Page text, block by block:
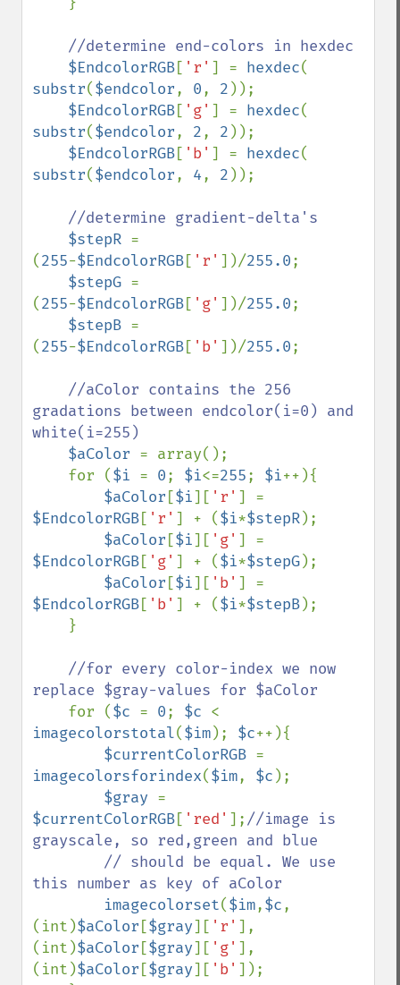
//determine end-colors in hexdec
$EndcolorRGB[ 'r' ] = hexdec
substr($endcolor, 0, 2 ));
$EndcolorRGB[ 'g' ] = hexdec
substr($endcolor, 2, 2 ));
$EndcolorRGB[ 'b' ] = hexdec
substr($endcolor, 4, 2 ));
//determine gradient-delta's
$stepR =
(255-$EndcolorRGB[ 'r' ])/255.0;
$stepG =
(255-$EndcolorRGB[ 'g' ])/255.0;
$stepB =
(255-$EndcolorRGB[ 'b' ])/255.0;
//aColor contains the 256
gradations between endcolor(i=0) and
white(i=255)
$aColor = array();
    for (
$i = 0; $i<=255; $i++){
$aColor [$i][ 'r'
$EndcolorRGB[ 'r' ] + ($i*$stepR);
$aColor [$i][ 'g'
$EndcolorRGB[ 'g' ] + ($i*$stepG);
$aColor [$i][ 'b'
$EndcolorRGB[ 'b' ] + ($i*$stepB);
//for every color-index we now
replace $gray-values for $aColor
for ($c = 0; $c
imagecolorstotal($im); $c++){
$currentColorRGB
imagecolorsforindex($im, $c );
$gray
$currentColorRGB[ 'red' ];//image is
grayscale, so red,green and blue
this number as key of aColor
imagecolorset($im,$c,
(int)$aColor [$gray][ 'r' ],
(int)$aColor [$gray][ 'g' ],
(int)$aColor [$gray][ 'b' ]);